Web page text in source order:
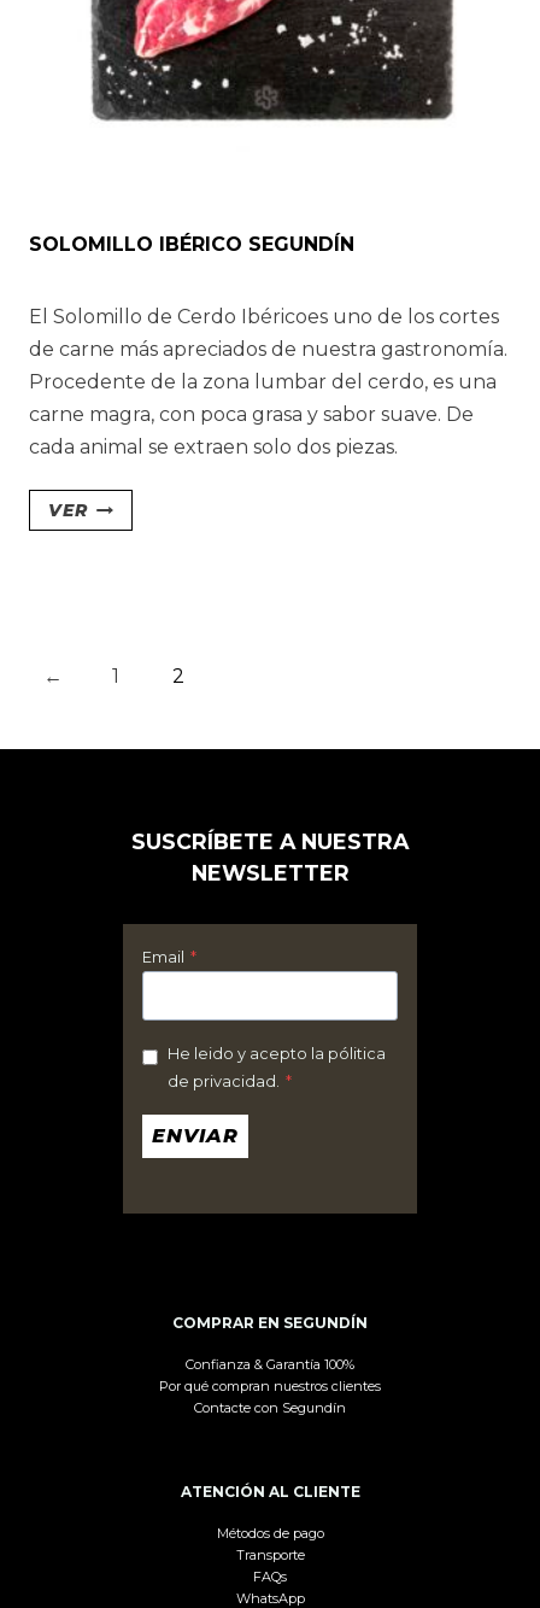
SOLOMILLO IBÉRICO SEGUNDÍN
El Solomillo de Cerdo Ibéricoes uno de los cortes
de carne más apreciados de nuestra gastronomía.
Procedente de la zona lumbar del cerdo, es una
carne magra, con poca grasa y sabor suave. De
cada animal se extraen solo dos piezas.
VER
← 1 2
SUSCRÍBETE A NUESTRA
NEWSLETTER
Email *
He leido y acepto la pólitica
de privacidad. *
ENVIAR
COMPRAR EN SEGUNDÍN
Confianza & Garantía 100%
Por qué compran nuestros clientes
Contacte con Segundín
ATENCIÓN AL CLIENTE
Métodos de pago
Transporte
FAQs
WhatsApp